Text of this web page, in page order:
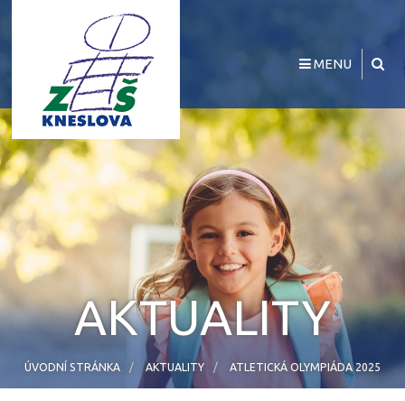
MENU
AKTUALITY
ÚVODNÍ STRÁNKA AKTUALITY ATLETICKÁ OLYMPIÁDA 2025